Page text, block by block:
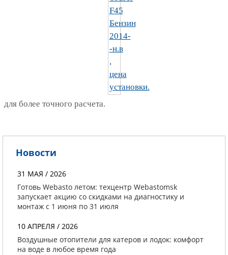
для более точного расчета.
Новости
31 МАЯ / 2026
Готовь Webasto летом: техцентр Webastomsk
запускает акцию со скидками на диагностику и
монтаж с 1 июня по 31 июля
10 АПРЕЛЯ / 2026
Воздушные отопители для катеров и лодок: комфорт
на воде в любое время года